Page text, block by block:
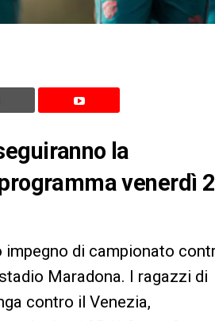
la
venerdì
impegno di campionato
Maradona. I ragazzi di
contro il Venezia,